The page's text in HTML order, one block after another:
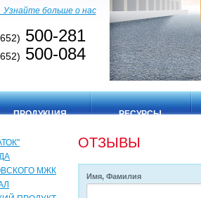
Узнайте больше о нас
500-281
500-084
ПРОДУКЦИЯ РЕСУРСЫ
МЖК
ОТЗЫВЫ
Имя, Фамилия